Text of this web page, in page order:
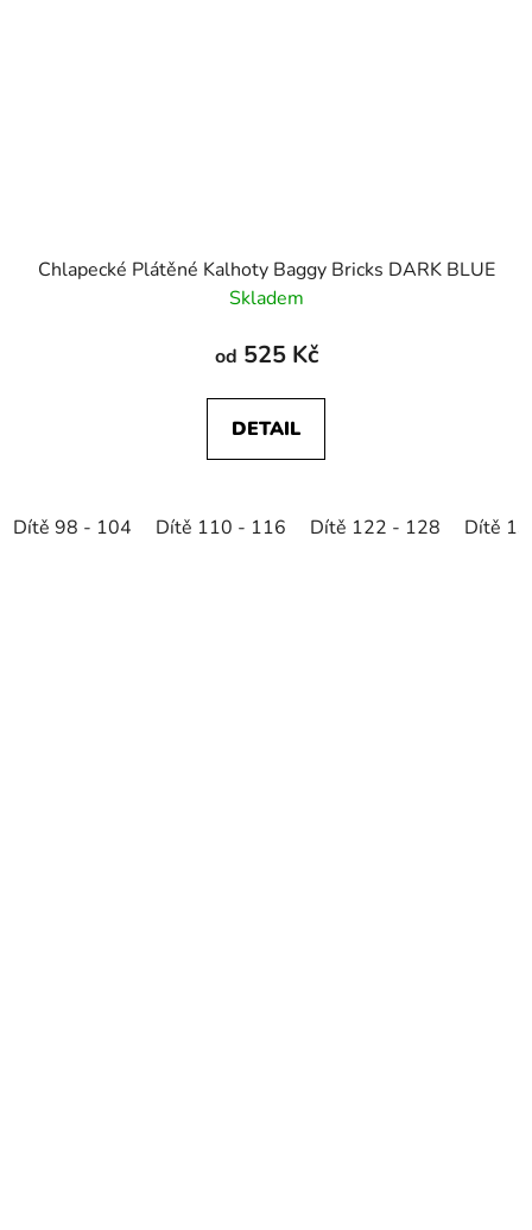
Chlapecké Plátěné Kalhoty Baggy Bricks DARK BLUE
Skladem
od 525 Kč
DETAIL
Dítě 98 - 104 Dítě 110 - 116 Dítě 122 - 128 Dítě